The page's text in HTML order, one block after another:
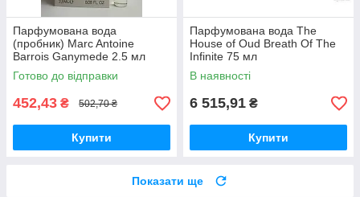
Парфумована вода
(пробник) Marc Antoine
Barrois Ganymede 2.5 мл
Готово до відправки
452,43 ₴ 502,70 ₴
Купити
Парфумована вода The
House of Oud Breath Of The
Infinite 75 мл
В наявності
6 515,91 ₴
Купити
Показати ще